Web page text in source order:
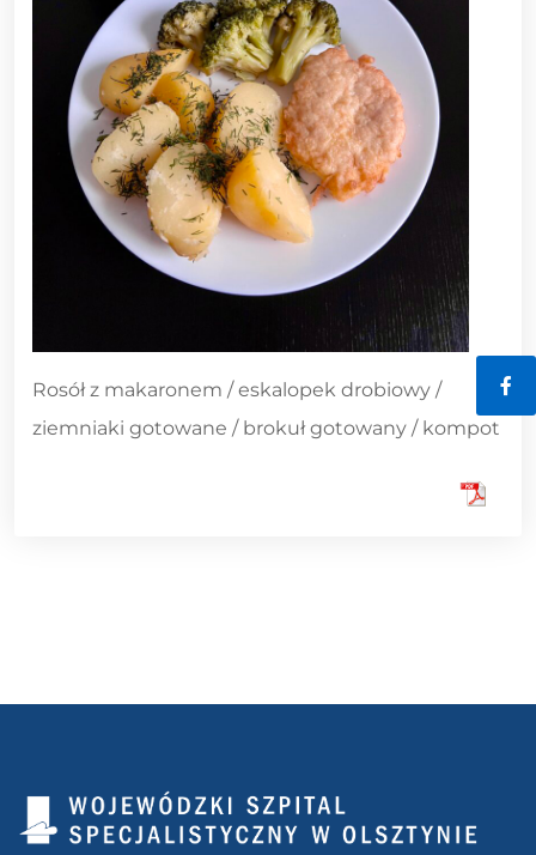
Rosół z makaronem / eskalopek drobiowy /
ziemniaki gotowane / brokuł gotowany / kompot